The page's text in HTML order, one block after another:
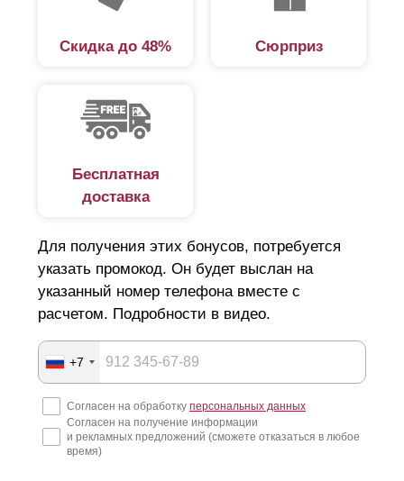
Скидка до 48% Сюрприз
Бесплатная
доставка
Для получения этих бонусов, потребуется
указать промокод. Он будет выслан на
указанный номер телефона вместе с
расчетом. Подробности в видео.
+7
Согласен на обработку персональных данных
Согласен на получение информации
и рекламных предложений (сможете отказаться в любое
время)